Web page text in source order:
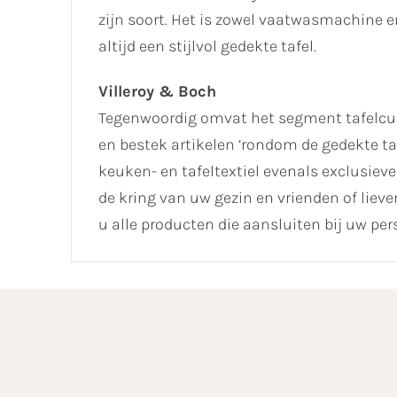
zijn soort. Het is zowel vaatwasmachine
altijd een stijlvol gedekte tafel.
Villeroy & Boch
Tegenwoordig omvat het segment
en bestek artikelen ‘rondom de gedekte
keuken- en tafeltextiel evenals
de kring van uw gezin en vrienden of
u alle producten die aansluiten bij uw